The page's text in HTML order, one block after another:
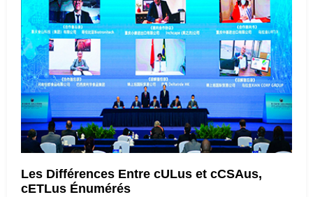
Les Différences Entre cULus et cCSAus,
cETLus Énumérés